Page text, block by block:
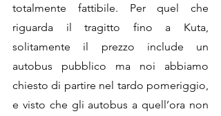
totalmente fattibile. Per quel che
riguarda il tragitto fino a Kuta,
solitamente il prezzo include un
autobus pubblico ma noi abbiamo
chiesto di partire nel tardo pomeriggio,
e visto che gli autobus a quell’ora non